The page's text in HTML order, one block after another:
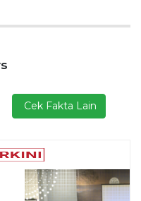
Warga Dayakan
Dusun
SMKN 1
Hukum
(Bapas) Kelas I